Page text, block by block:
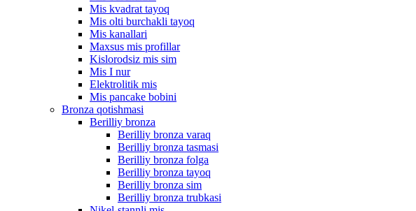
Mis kvadrat tayoq
Mis olti burchakli tayoq
Mis kanallari
Maxsus mis profillar
Kislorodsiz mis sim
Mis I nur
Elektrolitik mis
Mis pancake bobini
Bronza qotishmasi
Berilliy bronza
Berilliy bronza varaq
Berilliy bronza tasmasi
Berilliy bronza folga
Berilliy bronza tayoq
Berilliy bronza sim
Berilliy bronza trubkasi